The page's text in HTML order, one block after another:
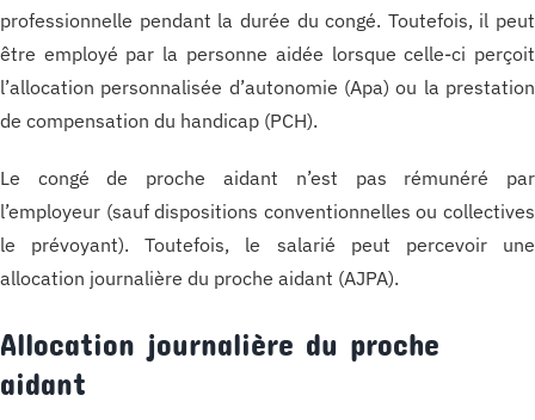
professionnelle pendant la durée du congé. Toutefois, il peut
être employé par la personne aidée lorsque celle-ci perçoit
l’allocation personnalisée d’autonomie (Apa) ou la prestation
de compensation du handicap (PCH).
Le congé de proche aidant n’est pas rémunéré par
l’employeur (sauf dispositions conventionnelles ou collectives
le prévoyant). Toutefois, le salarié peut percevoir une
allocation journalière du proche aidant (AJPA).
Allocation journalière du proche
aidant